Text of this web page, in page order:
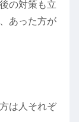
の対策も立
あった方が
は人それぞ